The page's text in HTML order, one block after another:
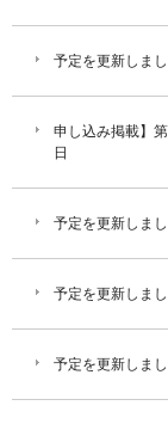
予定を更新しま
申し込み掲載】
日
予定を更新しま
予定を更新しま
予定を更新しま